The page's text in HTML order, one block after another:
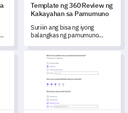
Template ng 360 Review ng
Kakayahan sa Pamumuno
Suriiin ang bisa ng iyong
balangkas ng pamumuno
'Template ng 360 Review ng
Kakayahan sa Pamumuno'.
para sa Kasanayan sa
Template ng 360 Survey sa